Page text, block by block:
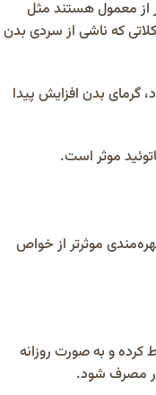
از معمول هستند مثل
که ناشی از سردی بدن
گرمای بدن افزایش پیدا
موثر است.
موثرتر از خواص
کرده و به صورت روزانه
مصرف شود.